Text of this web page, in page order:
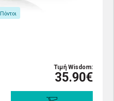
Πόντοι
Τιμή Wisdom:
35.90€